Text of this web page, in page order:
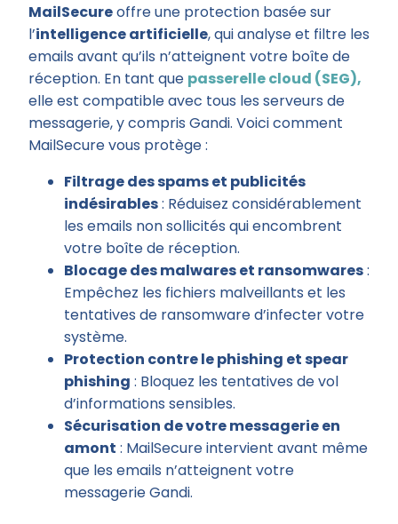
MailSecureoffre une protection basée sur
l’intelligence artificielle, qui analyse et filtre les
emails avant qu’ils n’atteignent votre boîte de
réception. En tant que passerelle cloud (SEG),
elle est compatible avec tous les serveurs de
messagerie, y compris Gandi. Voici comment
MailSecure vous protège :
Filtrage des spams et publicités
indésirables: Réduisez considérablement
les emails non sollicités qui encombrent
votre boîte de réception.
Blocage des malwares et ransomwares:
Empêchez les fichiers malveillants et les
tentatives de ransomware d’infecter votre
système.
Protection contre le phishing et spear
phishing : Bloquez les tentatives de vol
d’informations sensibles.
Sécurisation de votre messagerie en
amont : MailSecure intervient avant même
que les emails n’atteignent votre
messagerie Gandi.